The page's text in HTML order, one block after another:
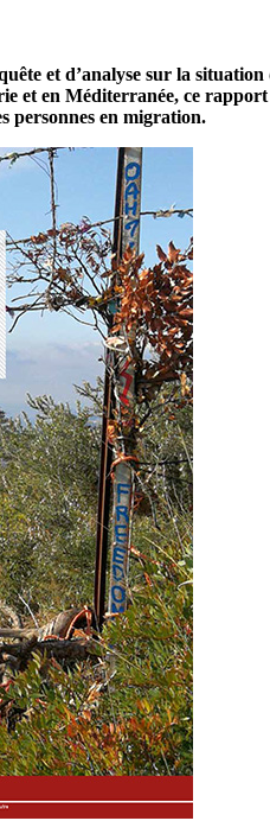
et d’analyse sur la
et en Méditerranée, ce
personnes en migration.